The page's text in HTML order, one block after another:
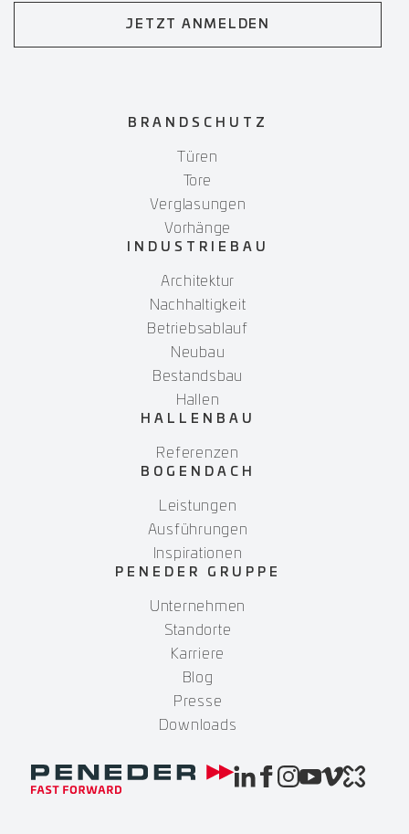
JETZT ANMELDEN
BRANDSCHUTZ
Türen
Tore
Verglasungen
Vorhänge
INDUSTRIEBAU
Architektur
Nachhaltigkeit
Betriebsablauf
Neubau
Bestandsbau
Hallen
HALLENBAU
Referenzen
BOGENDACH
Leistungen
Ausführungen
Inspirationen
PENEDER GRUPPE
Unternehmen
Standorte
Karriere
Blog
Presse
Downloads